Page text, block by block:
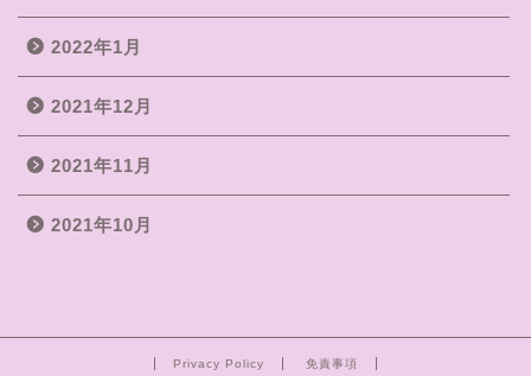
2022年1月
2021年12月
2021年11月
2021年10月
Privacy Policy 免責事項